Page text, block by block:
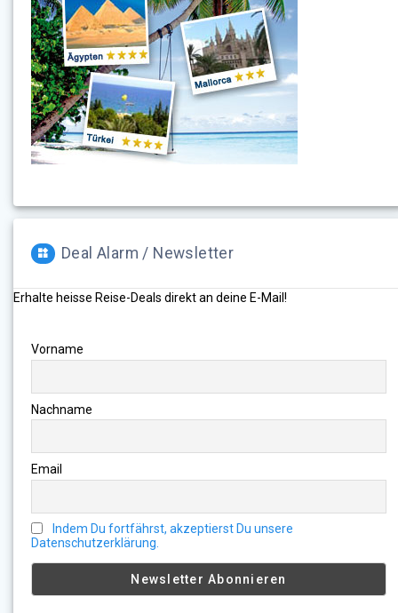
Deal Alarm / Newsletter
Erhalte heisse Reise-Deals direkt an deine E-Mail!
Vorname
Nachname
Email
Indem Du fortfährst, akzeptierst Du unsere
Datenschutzerklärung.